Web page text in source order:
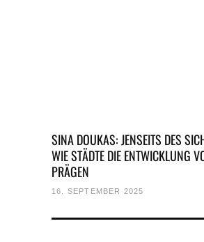
SINA DOUKAS: JENSEITS DES
WIE STÄDTE DIE ENTWICKLUNG
PRÄGEN
16. SEPTEMBER 2025